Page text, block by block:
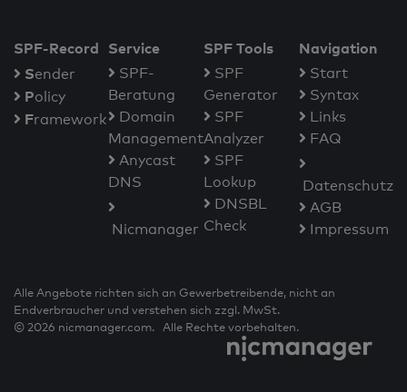
SPF-Record
Sender
Policy
Framework
Service
SPF-
Beratung
Domain
Management
Anycast
DNS
Nicmanager
SPF Tools
SPF
Generator
SPF
Analyzer
SPF
Lookup
DNSBL
Check
Navigation
Start
Syntax
Links
FAQ
Datenschutz
AGB
Impressum
Alle Angebote richten sich an Gewerbetreibende, nicht an
Endverbraucher und verstehen sich zzgl. MwSt.
© 2026 nicmanager.com. Alle Rechte vorbehalten.